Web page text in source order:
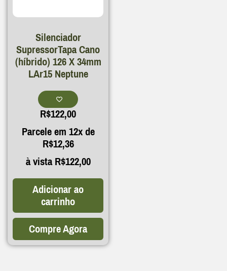
Silenciador
SupressorTapa Cano
(híbrido) 126 X 34mm
LAr15 Neptune
R$122,00
Parcele em 12x de
R$12,36
à vistaR$122,00
Adicionar ao
carrinho
Compre Agora